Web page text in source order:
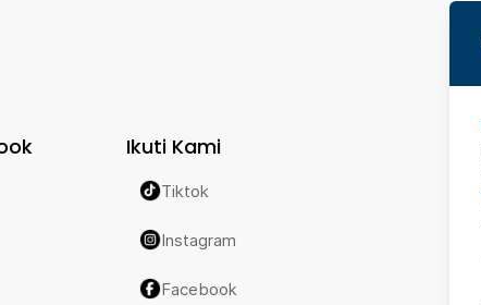
Ikuti Kami
Tiktok
Instagram
Facebook